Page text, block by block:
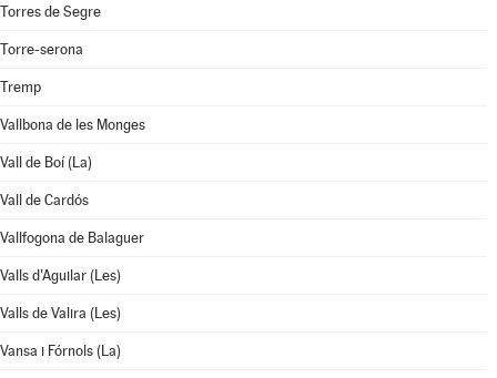
Torres de Segre
Torre-serona
Tremp
Vallbona de les Monges
Vall de Boí (La)
Vall de Cardós
Vallfogona de Balaguer
Valls d'Aguilar (Les)
Valls de Valira (Les)
Vansa i Fórnols (La)